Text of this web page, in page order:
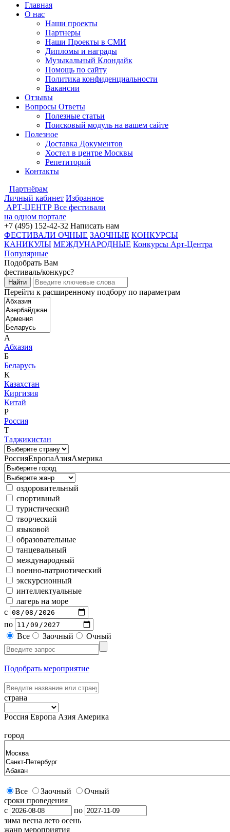
Главная
О нас
Наши проекты
Партнеры
Наши Проекты в СМИ
Дипломы и награды
Музыкальный Клондайк
Помощь по сайту
Политика конфиденциальности
Вакансии
Отзывы
Вопросы Ответы
Полезные статьи
Поисковый модуль на вашем сайте
Полезное
Доставка Документов
Хостел в центре Москвы
Репетиторий
Контакты
Партнёрам
Личный кабинет Избранное
АРТ-ЦЕНТР Все фестивали
на одном портале
+7 (495) 152-42-32 Написать нам
ФЕСТИВАЛИ ОЧНЫЕ ЗАОЧНЫЕ КОНКУРСЫ
КАНИКУЛЫ МЕЖДУНАРОДНЫЕ Конкурсы Арт-Центра
Популярные
Подобрать Вам
фестиваль/конкурс?
Перейти к расширенному подбору по параметрам
А
Абхазия
Б
Беларусь
К
Казахстан
Киргизия
Китай
Р
Россия
Т
Таджикистан
РоссияЕвропаАзияАмерика
оздоровительный
спортивный
туристический
творческий
языковой
образовательные
танцевальный
международный
военно-патриотический
экскурсионный
интеллектуальные
лагерь на море
с
по
Все
Заочный Очный
Подобрать мероприятие
страна
Россия Европа Азия Америка
город
Все Заочный
Очный
сроки проведения
с
по
зима весна лето осень
жанр мероприятия